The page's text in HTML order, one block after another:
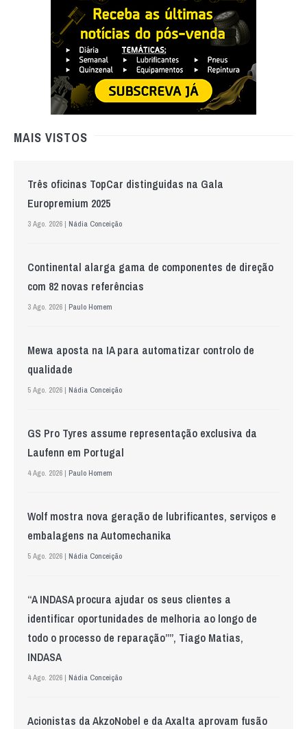
MAIS VISTOS
Três oficinas TopCar distinguidas na Gala
Europremium 2025
3 Ago. 2026 | Nádia Conceição
Continental alarga gama de componentes de direção
com 82 novas referências
3 Ago. 2026 | Paulo Homem
Mewa aposta na IA para automatizar controlo de
qualidade
5 Ago. 2026 | Nádia Conceição
GS Pro Tyres assume representação exclusiva da
Laufenn em Portugal
4 Ago. 2026 | Paulo Homem
Wolf mostra nova geração de lubrificantes, serviços e
embalagens na Automechanika
5 Ago. 2026 | Nádia Conceição
“A INDASA procura ajudar os seus clientes a
identificar oportunidades de melhoria ao longo de
todo o processo de reparação””, Tiago Matias,
INDASA
4 Ago. 2026 | Nádia Conceição
Acionistas da AkzoNobel e da Axalta aprovam fusão